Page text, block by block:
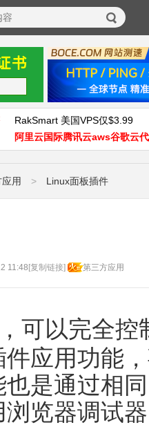
RakSmart 美国VPS仅$3.99
阿里云国际腾讯云aws谷歌云
用 > Linux面板插件
第三方应用
11:48 [复制链接]
，可以完全控
应用功能
也是通过相
览器调试